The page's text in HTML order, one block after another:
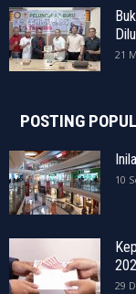
21
POSTING
10
29